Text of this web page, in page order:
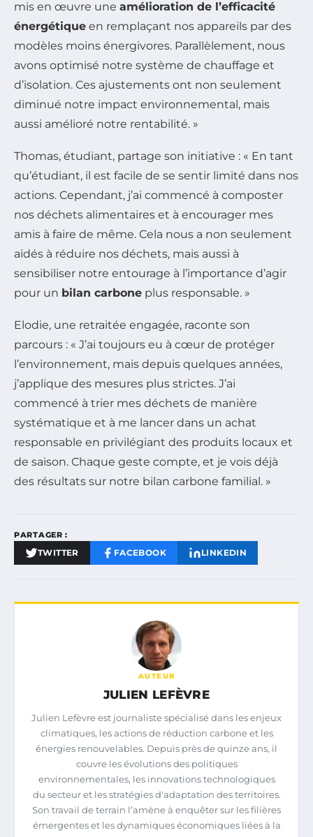
mis en œuvre une amélioration de l’efficacité
énergétique en remplaçant nos appareils par des
modèles moins énergivores. Parallèlement, nous
avons optimisé notre système de chauffage et
d’isolation. Ces ajustements ont non seulement
diminué notre impact environnemental, mais
aussi amélioré notre rentabilité. »
Thomas, étudiant, partage son initiative : « En tant
qu’étudiant, il est facile de se sentir limité dans nos
actions. Cependant, j’ai commencé à composter
nos déchets alimentaires et à encourager mes
amis à faire de même. Cela nous a non seulement
aidés à réduire nos déchets, mais aussi à
sensibiliser notre entourage à l’importance d’agir
pour un bilan carbone plus responsable. »
Elodie, une retraitée engagée, raconte son
parcours : « J’ai toujours eu à cœur de protéger
l’environnement, mais depuis quelques années,
j’applique des mesures plus strictes. J’ai
commencé à trier mes déchets de manière
systématique et à me lancer dans un achat
responsable en privilégiant des produits locaux et
de saison. Chaque geste compte, et je vois déjà
des résultats sur notre bilan carbone familial. »
PARTAGER :
TWITTER FACEBOOK LINKEDIN
AUTEUR
JULIEN LEFÈVRE
Julien Lefèvre est journaliste spécialisé dans les enjeux
climatiques, les actions de réduction carbone et les
énergies renouvelables. Depuis près de quinze ans, il
couvre les évolutions des politiques
environnementales, les innovations technologiques
du secteur et les stratégies d'adaptation des territoires.
Son travail de terrain l’amène à enquêter sur les filières
émergentes et les dynamiques économiques liées à la